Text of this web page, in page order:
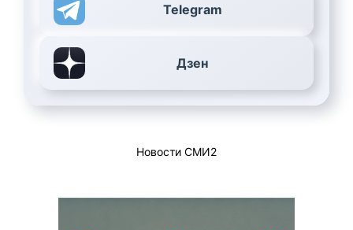
Telegram
Дзен
Новости СМИ2